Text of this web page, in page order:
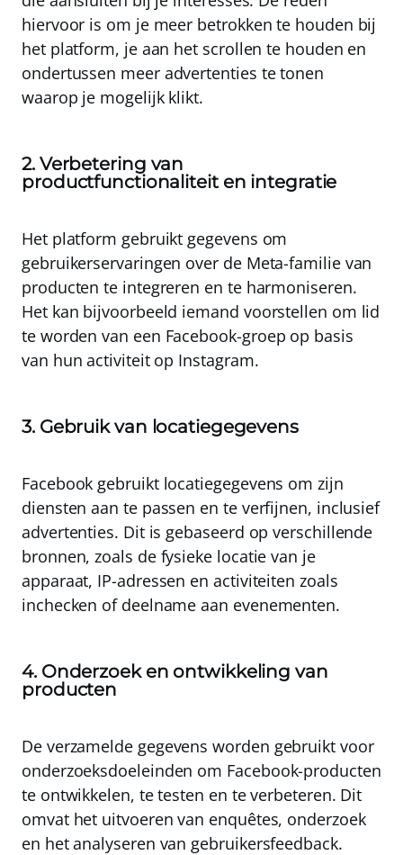
hiervoor is om je meer betrokken te houden bij
het platform, je aan het scrollen te houden en
ondertussen meer advertenties te tonen
waarop je mogelijk klikt.
2. Verbetering van
productfunctionaliteit en integratie
Het platform gebruikt gegevens om
gebruikerservaringen over de Meta-familie van
producten te integreren en te harmoniseren.
Het kan bijvoorbeeld iemand voorstellen om lid
te worden van een Facebook-groep op basis
van hun activiteit op Instagram.
3. Gebruik van locatiegegevens
Facebook gebruikt locatiegegevens om zijn
diensten aan te passen en te verfijnen, inclusief
advertenties. Dit is gebaseerd op verschillende
bronnen, zoals de fysieke locatie van je
apparaat, IP-adressen en activiteiten zoals
inchecken of deelname aan evenementen.
4. Onderzoek en ontwikkeling van
producten
De verzamelde gegevens worden gebruikt voor
onderzoeksdoeleinden om Facebook-producten
te ontwikkelen, te testen en te verbeteren. Dit
omvat het uitvoeren van enquêtes, onderzoek
en het analyseren van gebruikersfeedback.